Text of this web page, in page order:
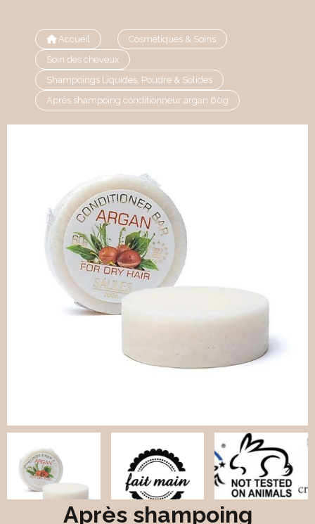
Accueil
Cosmétiques & Soins
Soin des cheveux
Shampoings Liquides, Poudre & Solides
Après shampoing conditionneur argan 60g
Après shampoing